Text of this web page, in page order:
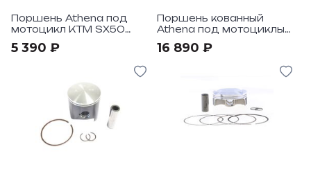
Поршень Athena под
мотоцикл KTM SX50
5 390 ₽
Поршень кованный
Athena под мотоциклы
16 890 ₽